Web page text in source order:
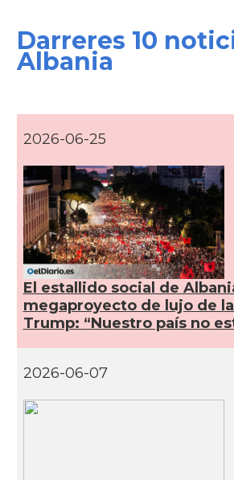
Darreres 10
Albania
2026-06-25
El estallido social de
megaproyecto de lujo de
Trump: “Nuestro país no
2026-06-07